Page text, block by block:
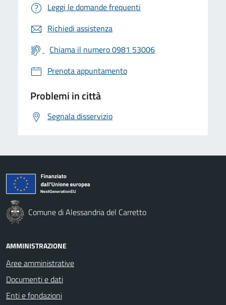
Leggi le domande frequenti
Richiedi assistenza
Chiama il numero 0981 53006
Prenota appuntamento
Problemi in città
Segnala disservizio
Comune di Alessandria del Carretto
AMMINISTRAZIONE
Aree amministrative
Documenti e dati
Enti e fondazioni